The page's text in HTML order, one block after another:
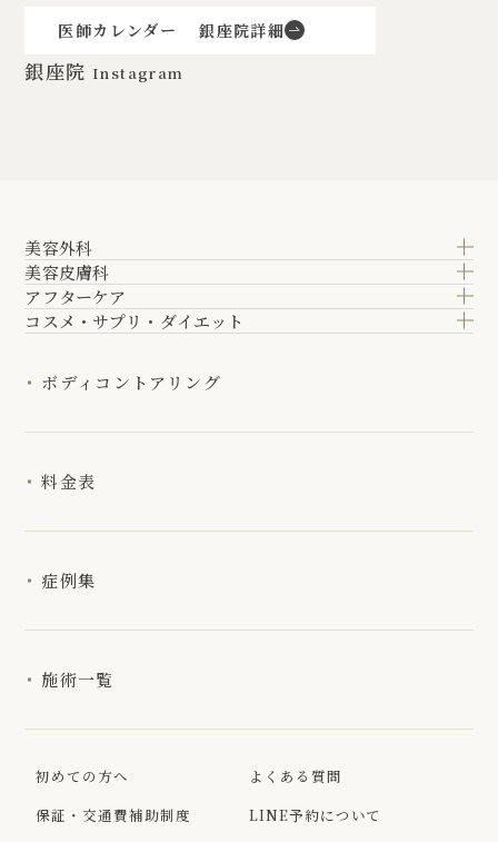
医師カレンダー 銀座院詳細
銀座院 Instagram
美容外科
美容皮膚科
アフターケア
コスメ・サプリ・ダイエット
ボディコントアリング
料金表
症例集
施術一覧
初めての方へ
保証・交通費補助制度
よくある質問
LINE予約について